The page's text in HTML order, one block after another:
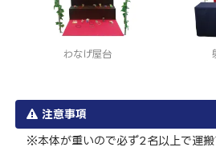
わなげ屋台
注意事項
本体が重いので必ず2名以上で運搬